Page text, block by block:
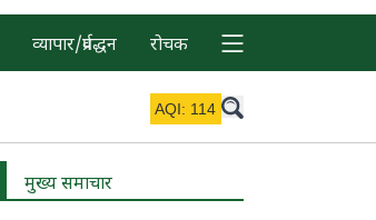
व्यापार/प्रर्वद्धन रोचक
AQI: 114
मुख्य समाचार